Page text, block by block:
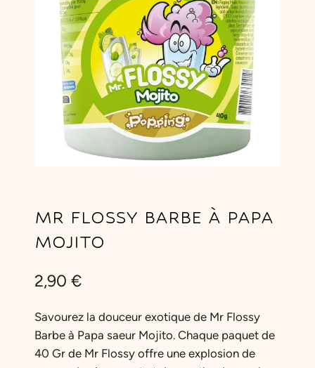
MR FLOSSY BARBE À PAPA
MOJITO
2,90 €
Savourez la douceur exotique de Mr Flossy
Barbe à Papa saeur Mojito. Chaque paquet de
40 Gr de Mr Flossy offre une explosion de